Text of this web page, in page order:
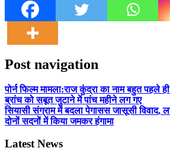
Post navigation
पोर्न फिल्म मामला:राज कुंद्रा का नाम बहुत पहले
ब्रांच को सबूत जुटाने में पांच महीने लग गए
सियासी संग्राम में बदला पेगासस जासूसी विवाद,
दोनों सदनों में किया जमकर हंगामा
Latest News